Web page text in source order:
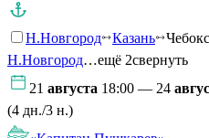
Н.Новгород Казань
Н.Новгород…ещё 2свернуть
21 августа 18:00 — 24
(4 дн./3 н.)